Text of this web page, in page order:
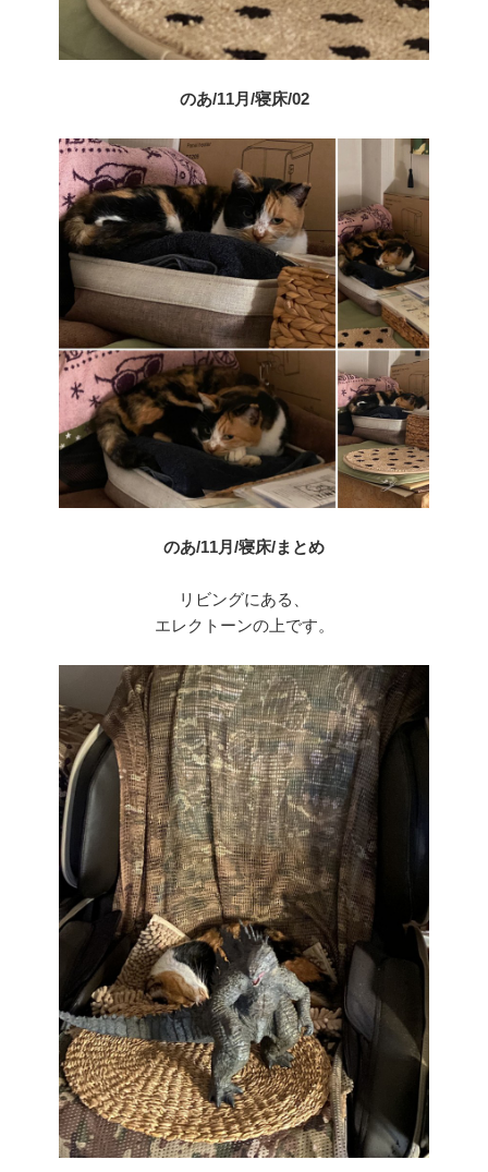
のあ/11月/寝床/02
のあ/11月/寝床/まとめ
リビングにある、
エレクトーンの上です。